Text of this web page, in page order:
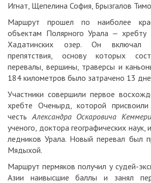
Игнат, Щепелина София, Брызгалов
Маршрут прошел по наиболее
объектам Полярного Урала ‒
Хадатинских озер. Он включал
препятствия, основу которых
перевалы, вершины, траверсы и
184 километров было затрачено 13
Участники совершили первое
хребте Оченырд, которой
честьАлександра Оскаровича
ученого, доктора географических наук,
ледников Урала. Новый перевал был
Мядыхой.
Маршрут пермяков получил у судей-
Азии наивысшие баллы и занял